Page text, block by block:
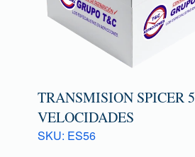
TRANSMISION SPICER 5
VELOCIDADES
SKU: ES56